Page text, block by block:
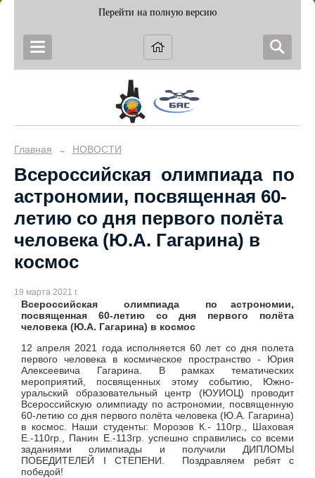
Перейти на полную версию
Главная → НОВОСТИ
Всероссийская олимпиада по
астрономии, посвященная 60-
летию со дня первого полёта
человека (Ю.А. Гагарина) в
космос
19 марта 2021 г.
Всероссийская олимпиада по астрономии,
посвященная 60-летию со дня первого полёта
человека (Ю.А. Гагарина) в космос
12 апреля 2021 года исполняется 60 лет со дня полета
первого человека в космическое пространство - Юрия
Алексеевича Гагарина. В рамках тематических
мероприятий, посвященных этому событию, Южно-
уральский образовательный центр (ЮУИОЦ) проводит
Всероссийскую олимпиаду по астрономии, посвященную
60-летию со дня первого полёта человека (Ю.А. Гагарина)
в космос. Наши студенты: Морозов К.- 110гр., Шаховая
Е.-110гр., Панин Е.-113гр. успешно справились со всеми
заданиями олимпиады и получили ДИПЛОМЫ
ПОБЕДИТЕЛЕЙ I CТЕПЕНИ. Поздравляем ребят с
победой!